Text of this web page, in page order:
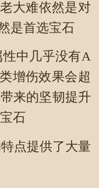
大难依然是对
是首选宝石
性中几乎没有A
增伤效果会超
来的坚韧提升
石
点提供了大量